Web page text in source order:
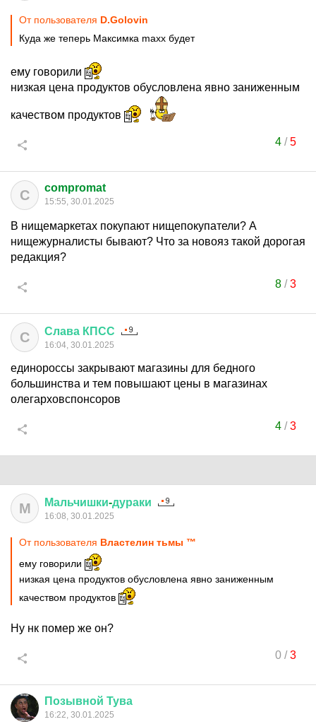
От пользователя D.Golovin
Куда же теперь Максимка maxx будет
ему говорили
низкая цена продуктов обусловлена явно заниженным
качеством продуктов
4/5
C compromat
15:55, 30.01.2025
В нищемаркетах покупают нищепокупатели? А
нищежурналисты бывают? Что за новояз такой дорогая
редакция?
8/3
С Слава КПСС
16:04, 30.01.2025
единороссы закрывают магазины для бедного
большинства и тем повышают цены в магазинах
олегарховспонсоров
4/3
М Мальчишки-дураки
16:08, 30.01.2025
От пользователя Властелин тьмы ™
ему говорили
низкая цена продуктов обусловлена явно заниженным
качеством продуктов
Ну нк помер же он?
0/3
Позывной Тува
16:22, 30.01.2025